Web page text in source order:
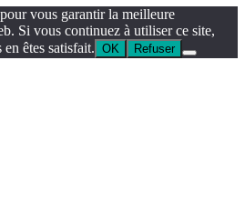
vous garantir la meilleure
Si vous continuez à utiliser ce site,
êtes satisfait. OK Refuser